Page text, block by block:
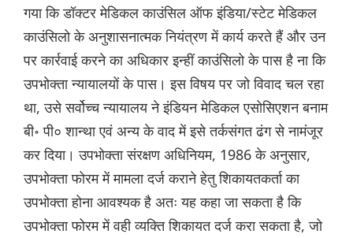
गया कि डॉक्टर मेडिकल काउंसिल ऑफ इंडिया/स्टेट मेडिकल
काउंसिलो के अनुशासनात्मक नियंत्रण में कार्य करते हैं और उन
पर कार्रवाई करने का अधिकार इन्हीं काउंसिलो के पास है ना कि
उपभोक्ता न्यायालयों के पास। इस विषय पर जो विवाद चल रहा
था, उसे सर्वोच्च न्यायालय ने इंडियन मेडिकल एसोसिएशन बनाम
बी॰ पी० शान्था एवं अन्य के वाद में इसे तर्कसंगत ढंग से नामंजूर
कर दिया। उपभोक्ता संरक्षण अधिनियम, 1986 के अनुसार,
उपभोक्ता फोरम में मामला दर्ज कराने हेतु शिकायतकर्ता का
उपभोक्ता होना आवश्यक है अतः यह कहा जा सकता है कि
उपभोक्ता फोरम में वही व्यक्ति शिकायत दर्ज करा सकता है, जो